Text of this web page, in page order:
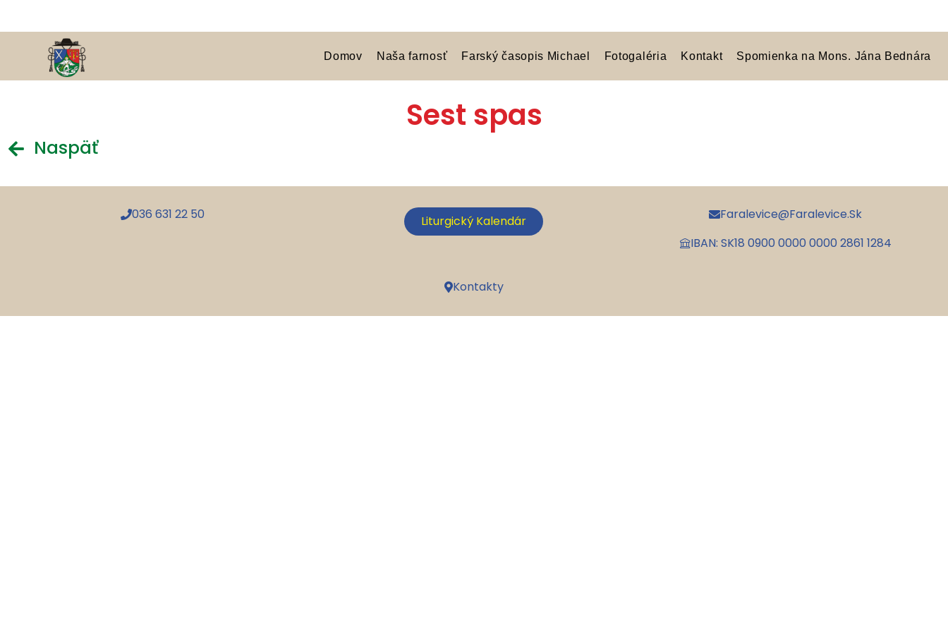
Domov Naša farnosť Farský časopis Michael Fotogaléria Kontakt Spomienka na Mons. Jána Bednára
Sest spas
Naspäť
036 631 22 50 Liturgický Kalendár
Faralevice@faralevice.sk
IBAN: SK18 0900 0000 0000 2861 1284
Kontakty